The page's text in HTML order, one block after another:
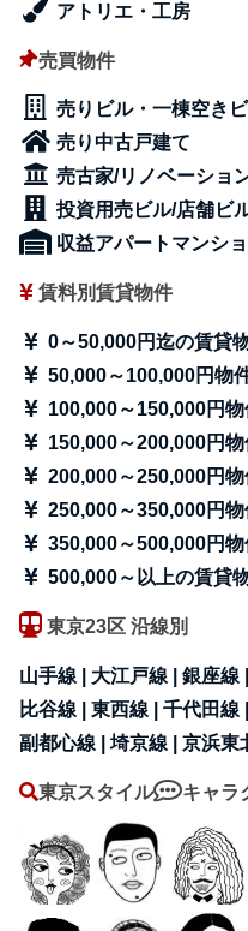
アトリエ・工房
売買物件
売りビル・一棟空き
売り中古戸建て
売古家/リノベーショ
投資用売ビル/店舗ビ
収益アパートマンシ
賃料別賃貸物件
0～50,000円迄の賃貸
50,000～100,000円物
100,000～150,000円
150,000～200,000円
200,000～250,000円
250,000～350,000円
350,000～500,000円
500,000～以上の賃貸
東京23区 沿線別
山手線 | 大江戸線 |銀座線
比谷線 |東西線 |千代田線
副都心線 |埼京線 |京浜東
東京スタイル キャラ